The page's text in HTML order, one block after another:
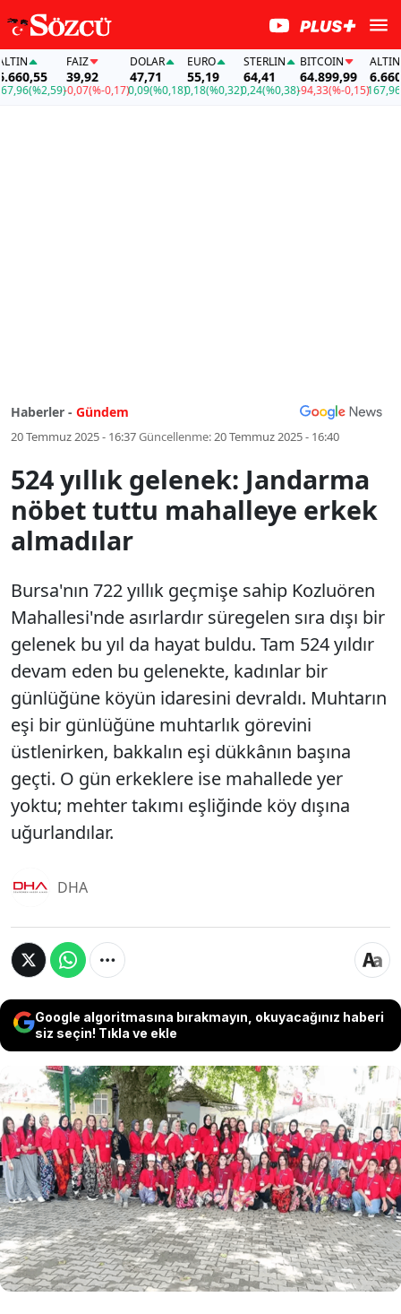
(%2,59)
FAİZ
39,92
-0,07(%-0,17)
DOLAR
47,71
0,09(%0,18)
EURO
55,19
0,18(%0,32)
STERLIN
64,41
0,24(%0,38)
BITCOIN
64.899,99
-94,33(%-0,15)
ALTIN
167,96
Haberler - Gündem
20 Temmuz 2025 - 16:37Güncellenme:20 Temmuz 2025 - 16:40
524 yıllık gelenek: Jandarma
nöbet tuttu mahalleye erkek
almadılar
Bursa'nın 722 yıllık geçmişe sahip Kozluören
Mahallesi'nde asırlardır süregelen sıra dışı bir
gelenek bu yıl da hayat buldu. Tam 524 yıldır
devam eden bu gelenekte, kadınlar bir
günlüğüne köyün idaresini devraldı. Muhtarın
eşi bir günlüğüne muhtarlık görevini
üstlenirken, bakkalın eşi dükkânın başına
geçti. O gün erkeklere ise mahallede yer
yoktu; mehter takımı eşliğinde köy dışına
uğurlandılar.
DHA
Google algoritmasına bırakmayın, okuyacağınız haberi
siz seçin! Tıkla ve ekle
Bursa'nın 722 yıllık geçmişe sahip Kozluören
Mahallesi'nde asırlardır süregelen sıra dışı bir
gelenek bu yıl da hayat buldu. Tam 524 yıldır devam
eden bu gelenekte, kadınlar bir günlüğüne köyün
idaresini devraldı. Muhtarın eşi bir günlüğüne
muhtarlık görevini üstlenirken, bakkalın eşi
dükkânın başına geçti. O gün erkeklere ise
mahallede yer yoktu; mehter takımı eşliğinde köy
dışına uğurlandılar.